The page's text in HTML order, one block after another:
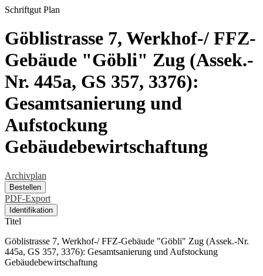
Schriftgut Plan
Göblistrasse 7, Werkhof-/ FFZ-
Gebäude "Göbli" Zug (Assek.-
Nr. 445a, GS 357, 3376):
Gesamtsanierung und
Aufstockung
Gebäudebewirtschaftung
Archivplan
Bestellen
PDF-Export
Identifikation
Titel
Göblistrasse 7, Werkhof-/ FFZ-Gebäude "Göbli" Zug (Assek.-Nr.
445a, GS 357, 3376): Gesamtsanierung und Aufstockung
Gebäudebewirtschaftung